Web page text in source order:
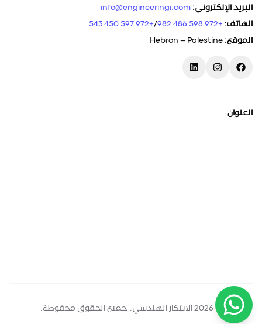
البريد الإلكتروني:
info@engineeringi.com
الهاتف:
+972 598 486 982
/
+972 597 450 543
الموقع:
العنوان
© 2026 الابتكار الهندسي. جميع الحقوق محفوظة.